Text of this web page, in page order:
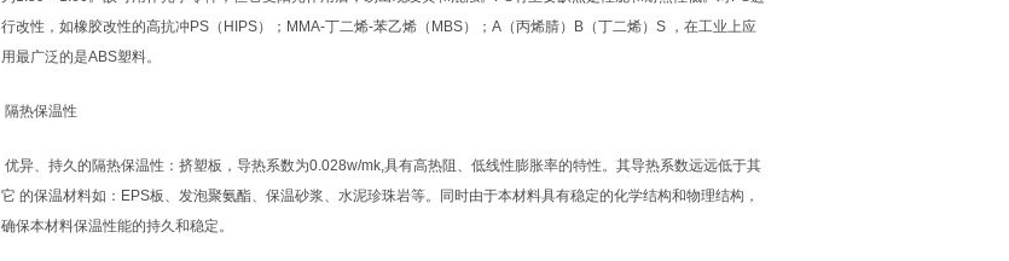
行改性，如橡胶改性的高抗冲PS（HIPS）；MMA-丁二烯-苯乙烯（MBS）；A（丙烯腈）B（丁二烯）S ，在工业上应
用最广泛的是ABS塑料。
隔热保温性
优异、持久的隔热保温性：挤塑板，导热系数为0.028w/mk,具有高热阻、低线性膨胀率的特性。其导热系数远远低于其
它 的保温材料如：EPS板、发泡聚氨酯、保温砂浆、水泥珍珠岩等。同时由于本材料具有稳定的化学结构和物理结构，
确保本材料保温性能的持久和稳定。